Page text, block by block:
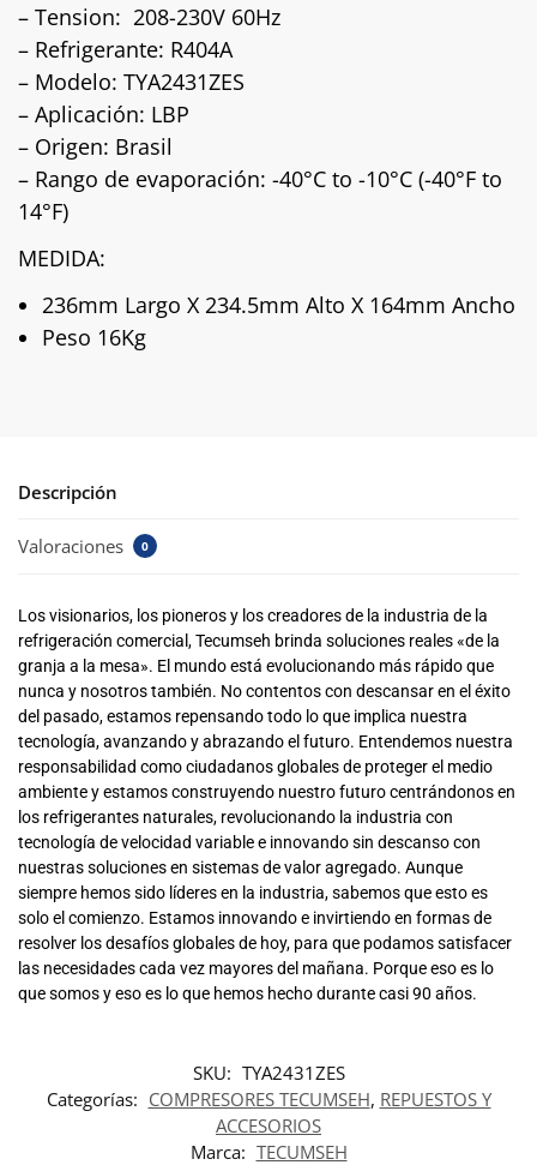
– Tension: 208-230V 60Hz
– Refrigerante: R404A
– Modelo: TYA2431ZES
– Aplicación: LBP
– Origen: Brasil
– Rango de evaporación: -40°C to -10°C (-40°F to
14°F)
MEDIDA:
236mm Largo X 234.5mm Alto X 164mm Ancho
Peso 16Kg
Descripción
Valoraciones 0
Los visionarios, los pioneros y los creadores de la industria de la
refrigeración comercial, Tecumseh brinda soluciones reales «de la
granja a la mesa». El mundo está evolucionando más rápido que
nunca y nosotros también. No contentos con descansar en el éxito
del pasado, estamos repensando todo lo que implica nuestra
tecnología, avanzando y abrazando el futuro. Entendemos nuestra
responsabilidad como ciudadanos globales de proteger el medio
ambiente y estamos construyendo nuestro futuro centrándonos en
los refrigerantes naturales, revolucionando la industria con
tecnología de velocidad variable e innovando sin descanso con
nuestras soluciones en sistemas de valor agregado. Aunque
siempre hemos sido líderes en la industria, sabemos que esto es
solo el comienzo. Estamos innovando e invirtiendo en formas de
resolver los desafíos globales de hoy, para que podamos satisfacer
las necesidades cada vez mayores del mañana. Porque eso es lo
que somos y eso es lo que hemos hecho durante casi 90 años.
SKU: TYA2431ZES
Categorías: COMPRESORES TECUMSEH, REPUESTOS Y
ACCESORIOS
Marca: TECUMSEH